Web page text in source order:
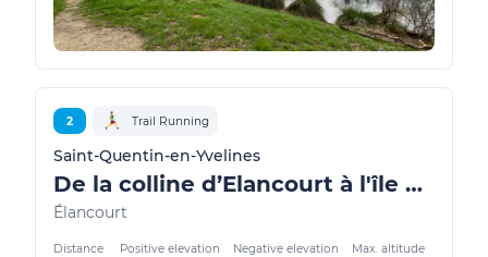
2 Trail Running
Saint-Quentin-en-Yvelines
De la colline d’Elancourt à l'île de loisirs
Élancourt
Distance Positive elevation Negative elevation Max. altitude